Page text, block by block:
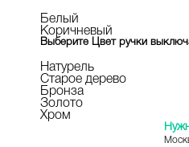
Белый
Коричневый
Выберите Цвет ручки
Натурель
Старое дерево
Бронза
Золото
Хром